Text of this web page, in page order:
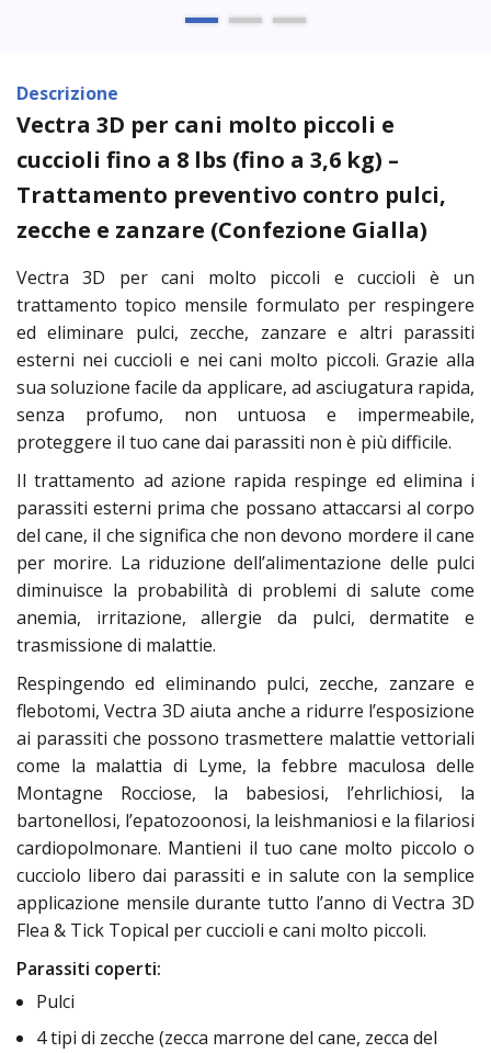
Descrizione
Vectra 3D per cani molto piccoli e
cuccioli fino a 8 lbs (fino a 3,6 kg) –
Trattamento preventivo contro pulci,
zecche e zanzare (Confezione Gialla)
Vectra 3D per cani molto piccoli e cuccioli è un
trattamento topico mensile formulato per respingere
ed eliminare pulci, zecche, zanzare e altri parassiti
esterni nei cuccioli e nei cani molto piccoli. Grazie alla
sua soluzione facile da applicare, ad asciugatura rapida,
senza profumo, non untuosa e impermeabile,
proteggere il tuo cane dai parassiti non è più difficile.
Il trattamento ad azione rapida respinge ed elimina i
parassiti esterni prima che possano attaccarsi al corpo
del cane, il che significa che non devono mordere il cane
per morire. La riduzione dell’alimentazione delle pulci
diminuisce la probabilità di problemi di salute come
anemia, irritazione, allergie da pulci, dermatite e
trasmissione di malattie.
Respingendo ed eliminando pulci, zecche, zanzare e
flebotomi, Vectra 3D aiuta anche a ridurre l’esposizione
ai parassiti che possono trasmettere malattie vettoriali
come la malattia di Lyme, la febbre maculosa delle
Montagne Rocciose, la babesiosi, l’ehrlichiosi, la
bartonellosi, l’epatozoonosi, la leishmaniosi e la filariosi
cardiopolmonare. Mantieni il tuo cane molto piccolo o
cucciolo libero dai parassiti e in salute con la semplice
applicazione mensile durante tutto l’anno di Vectra 3D
Flea & Tick Topical per cuccioli e cani molto piccoli.
Parassiti coperti:
Pulci
4 tipi di zecche (zecca marrone del cane, zecca del